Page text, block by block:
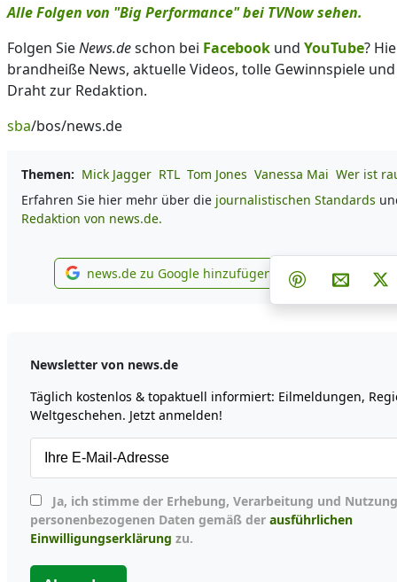
Alle Folgen von "Big Performance" bei TVNow sehen.
Folgen SieNews.deschon bei Facebook und YouTube?
brandheiße News, aktuelle Videos, tolle Gewinnspiele
Draht zur Redaktion.
sba/bos/news.de
Themen: Mick Jagger RTL Tom Jones Vanessa Mai Wer ist
Erfahren Sie hier mehr über die journalistischen Standards
Redaktion von news.de.
news.de zu Google hinzufügen
news.de zu Google hinzufügen Teilen auf
Teilen aufPer E-
Newsletter von news.de
Täglich kostenlos & topaktuell informiert: Eilmeldungen,
Weltgeschehen. Jetzt anmelden!
personenbezogenen Daten gemäß der ausführlichen
Einwilligungserklärung zu.